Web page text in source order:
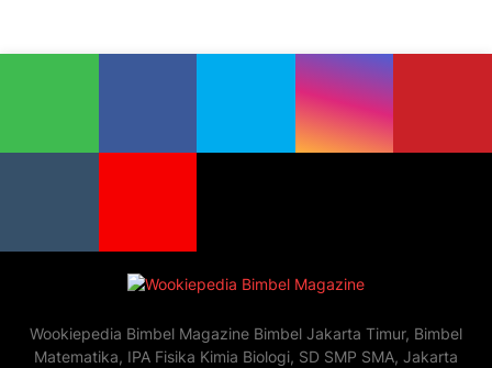
Wookiepedia Bimbel Magazine Bimbel Jakarta Timur, Bimbel
Matematika, IPA Fisika Kimia Biologi, SD SMP SMA, Jakarta